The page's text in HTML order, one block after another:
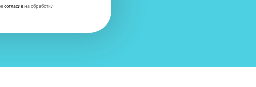
согласиена обработку